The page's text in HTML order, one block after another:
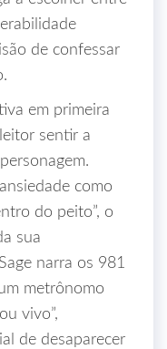
de confessar
em primeira
sentir a
como
do peito”, o
sua
narra os 981
metrônomo
vivo”,
de desaparecer